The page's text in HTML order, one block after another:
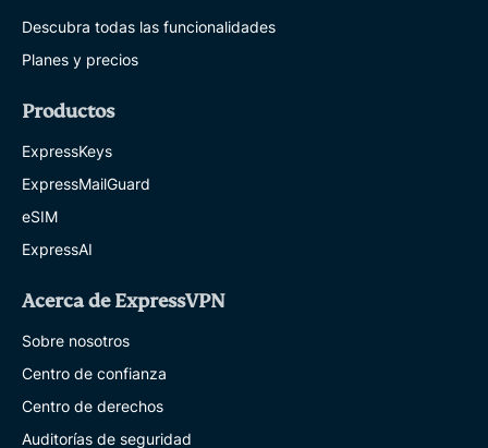
Descubra todas las funcionalidades
Planes y precios
Productos
ExpressKeys
ExpressMailGuard
eSIM
ExpressAI
Acerca de ExpressVPN
Sobre nosotros
Centro de confianza
Centro de derechos
Auditorías de seguridad